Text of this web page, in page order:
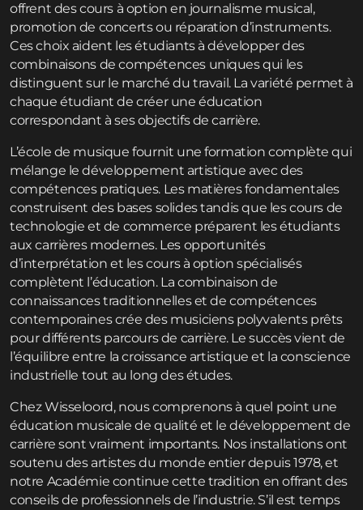
offrent des cours à option en journalisme musical,
promotion de concerts ou réparation d’instruments.
Ces choix aident les étudiants à développer des
combinaisons de compétences uniques qui les
distinguent sur le marché du travail. La variété permet à
chaque étudiant de créer une éducation
correspondant à ses objectifs de carrière.
L’école de musique fournit une formation complète qui
mélange le développement artistique avec des
compétences pratiques. Les matières fondamentales
construisent des bases solides tandis que les cours de
technologie et de commerce préparent les étudiants
aux carrières modernes. Les opportunités
d’interprétation et les cours à option spécialisés
complètent l’éducation. La combinaison de
connaissances traditionnelles et de compétences
contemporaines crée des musiciens polyvalents prêts
pour différents parcours de carrière. Le succès vient de
l’équilibre entre la croissance artistique et la conscience
industrielle tout au long des études.
Chez Wisseloord, nous comprenons à quel point une
éducation musicale de qualité et le développement de
carrière sont vraiment importants. Nos installations ont
soutenu des artistes du monde entier depuis 1978, et
notre Académie continue cette tradition en offrant des
conseils de professionnels de l’industrie. S’il est temps